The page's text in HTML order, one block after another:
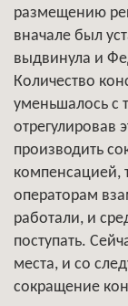
размещению
вначале был
выдвинула и
Количество
уменьшалось с
отрегулировав
производить
компенсацией,
операторам
работали, и
поступать.
места, и со
сокращение